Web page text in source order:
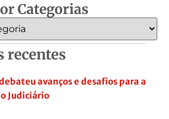
Categorias
recentes
avanços e desafios para a
Judiciário